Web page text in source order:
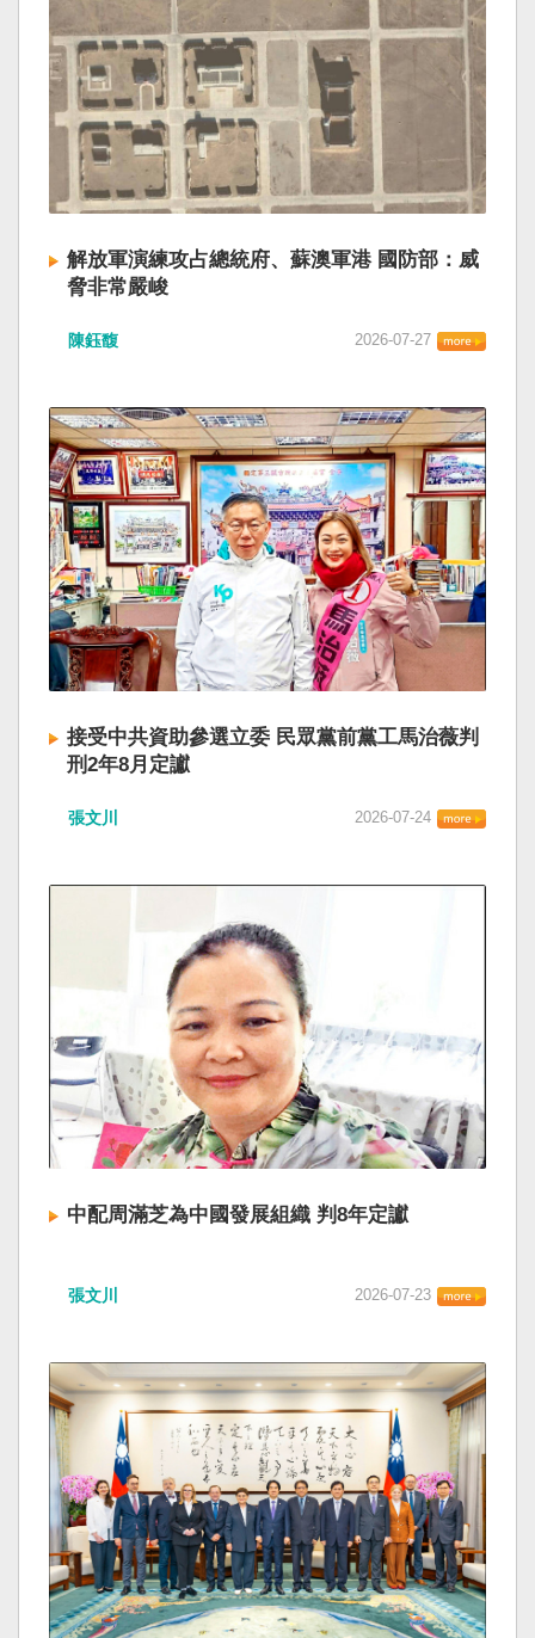
解放軍演練攻占總統府、蘇澳軍港 國防部：威
脅非常嚴峻
陳鈺馥 2026-07-27
接受中共資助參選立委 民眾黨前黨工馬治薇判
刑2年8月定讞
張文川 2026-07-24
中配周滿芝為中國發展組織 判8年定讞
張文川 2026-07-23